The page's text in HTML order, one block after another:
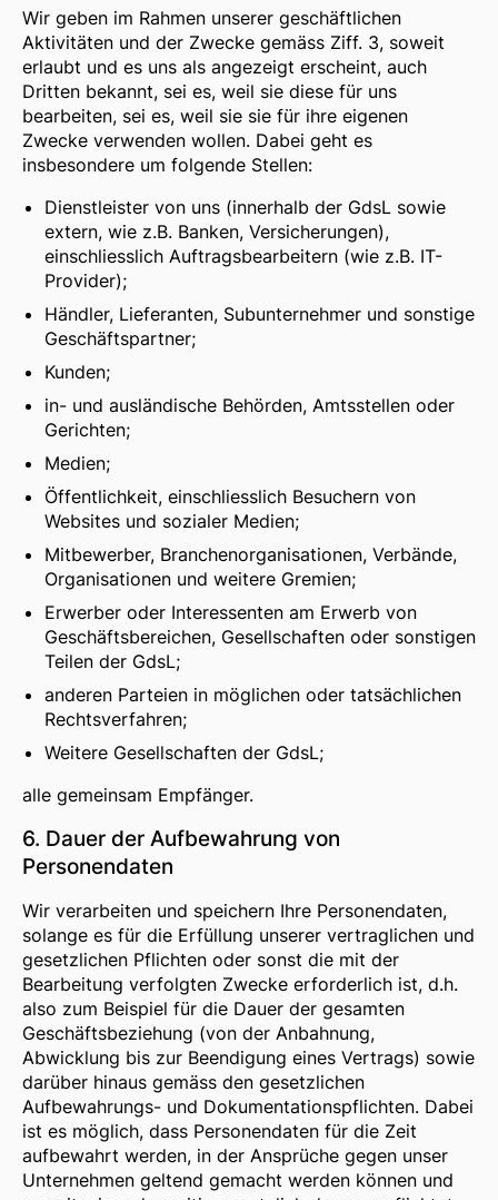
Wir geben im Rahmen unserer geschäftlichen
Aktivitäten und der Zwecke gemäss Ziff. 3, soweit
erlaubt und es uns als angezeigt erscheint, auch
Dritten bekannt, sei es, weil sie diese für uns
bearbeiten, sei es, weil sie sie für ihre eigenen
Zwecke verwenden wollen. Dabei geht es
insbesondere um folgende Stellen:
Dienstleister von uns (innerhalb der GdsL sowie
extern, wie z.B. Banken, Versicherungen),
einschliesslich Auftragsbearbeitern (wie z.B. IT-
Provider);
Händler, Lieferanten, Subunternehmer und sonstige
Geschäftspartner;
Kunden;
in- und ausländische Behörden, Amtsstellen oder
Gerichten;
Medien;
Öffentlichkeit, einschliesslich Besuchern von
Websites und sozialer Medien;
Mitbewerber, Branchenorganisationen, Verbände,
Organisationen und weitere Gremien;
Erwerber oder Interessenten am Erwerb von
Geschäftsbereichen, Gesellschaften oder sonstigen
Teilen der GdsL;
anderen Parteien in möglichen oder tatsächlichen
Rechtsverfahren;
Weitere Gesellschaften der GdsL;
alle gemeinsam Empfänger.
6. Dauer der Aufbewahrung von
Personendaten
Wir verarbeiten und speichern Ihre Personendaten,
solange es für die Erfüllung unserer vertraglichen und
gesetzlichen Pflichten oder sonst die mit der
Bearbeitung verfolgten Zwecke erforderlich ist, d.h.
also zum Beispiel für die Dauer der gesamten
Geschäftsbeziehung (von der Anbahnung,
Abwicklung bis zur Beendigung eines Vertrags) sowie
darüber hinaus gemäss den gesetzlichen
Aufbewahrungs- und Dokumentationspflichten. Dabei
ist es möglich, dass Personendaten für die Zeit
aufbewahrt werden, in der Ansprüche gegen unser
Unternehmen geltend gemacht werden können und